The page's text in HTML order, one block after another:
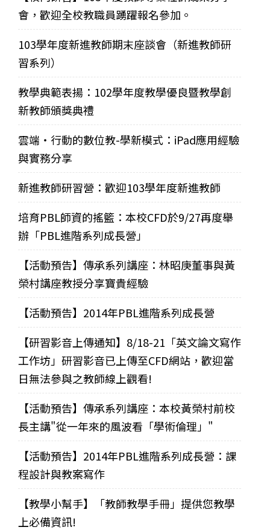
會，歡迎全校教職員踴躍報名參加。
103學年度新進教師期末座談會（新進教師研
習系列）
教學典範表揚：102學年度教學優良暨教學創
新教師頒獎典禮
雲端‧行動的數位教-學新模式：iPad應用經驗
與實務分享
新進教師研習營：歡迎103學年度新進教師
培育PBL師資的搖籃：本校CFD於9/27再度舉
辦「PBL進階系列成長營」
【活動預告】傳承系列講座：林昭庚董事與黃
榮村講座教授分享寶貴經驗
【活動預告】2014年PBL進階系列成長營
【研習影音上傳通知】8/18-21「英文論文寫作
工作坊」研習影音已上傳至CFD網站，歡迎當
日無法參與之教師線上觀看!
【活動預告】傳承系列講座：本校黃榮村前校
長主講"從一年來的風波看「學術倫理」"
【活動預告】2014年PBL進階系列成長營：課
程設計與教案寫作
【教學小幫手】「教師教學手冊」提供您教學
上必備資訊!